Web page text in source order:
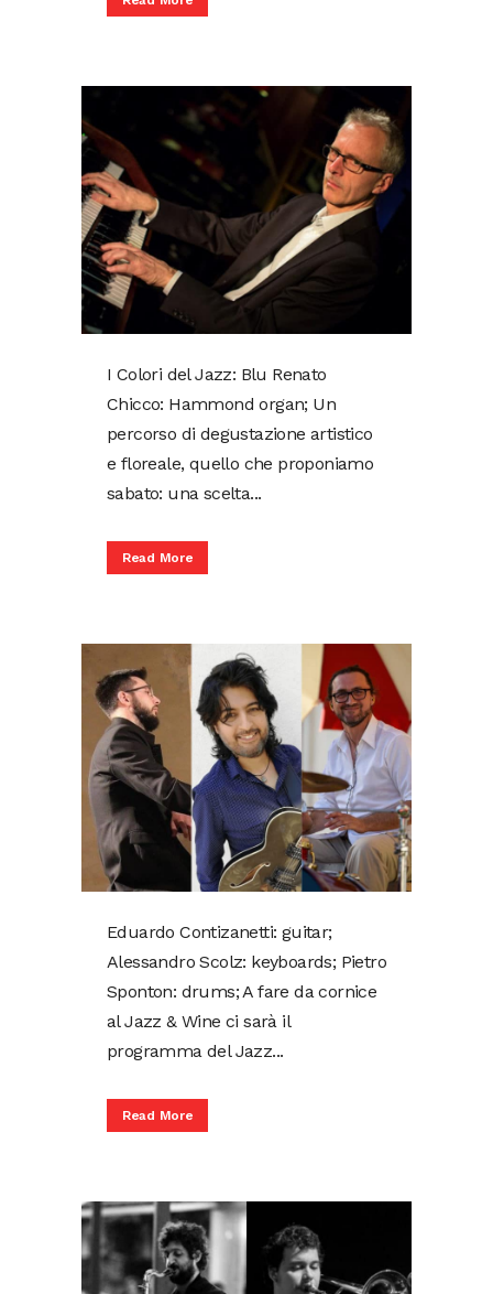
I Colori del Jazz: Blu Renato
Chicco: Hammond organ; Un
percorso di degustazione artistico
e floreale, quello che proponiamo
sabato: una scelta...
Read More
Eduardo Contizanetti: guitar;
Alessandro Scolz: keyboards; Pietro
Sponton: drums; A fare da cornice
al Jazz & Wine ci sarà il
programma del Jazz...
Read More